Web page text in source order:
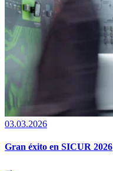
03.03.2026
Gran éxito en SICUR 2026